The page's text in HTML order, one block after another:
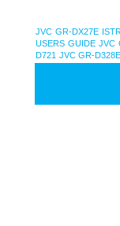
JVC GR-DX27E
USERS GUIDE JVC
D721 JVC GR-